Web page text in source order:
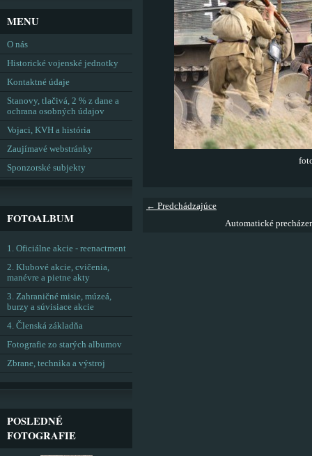
← Predchádzajúce
Automatické
MENU
O nás
Historické vojenské jednotky
Kontaktné údaje
Stanovy, tlačivá, 2 % z dane a
ochrana osobných údajov
Vojaci, KVH a história
Zaujímavé webstránky
Sponzorské subjekty
FOTOALBUM
1. Oficiálne akcie - reenactment
2. Klubové akcie, cvičenia,
manévre a pietne akty
3. Zahraničné misie, múzeá,
burzy a súvisiace akcie
4. Členská základňa
Fotografie zo starých albumov
Zbrane, technika a výstroj
POSLEDNÉ
FOTOGRAFIE